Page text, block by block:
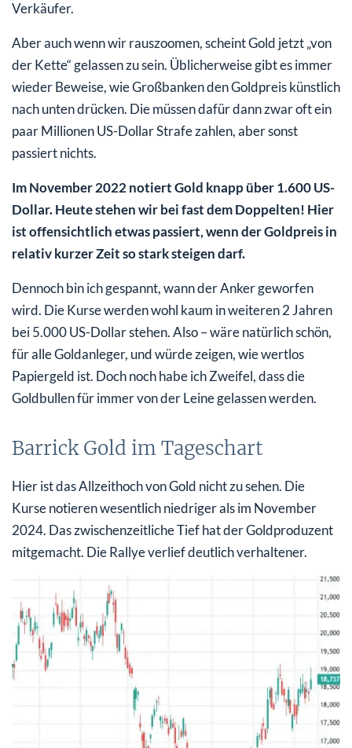
Verkäufer.
Aber auch wenn wir rauszoomen, scheint Gold jetzt „von
der Kette“ gelassen zu sein. Üblicherweise gibt es immer
wieder Beweise, wie Großbanken den Goldpreis künstlich
nach unten drücken. Die müssen dafür dann zwar oft ein
paar Millionen US-Dollar Strafe zahlen, aber sonst
passiert nichts.
Im November 2022 notiert Gold knapp über 1.600 US-
Dollar. Heute stehen wir bei fast dem Doppelten! Hier
ist offensichtlich etwas passiert, wenn der Goldpreis in
relativ kurzer Zeit so stark steigen darf.
Dennoch bin ich gespannt, wann der Anker geworfen
wird. Die Kurse werden wohl kaum in weiteren 2 Jahren
bei 5.000 US-Dollar stehen. Also – wäre natürlich schön,
für alle Goldanleger, und würde zeigen, wie wertlos
Papiergeld ist. Doch noch habe ich Zweifel, dass die
Goldbullen für immer von der Leine gelassen werden.
Barrick Gold im Tageschart
Hier ist das Allzeithoch von Gold nicht zu sehen. Die
Kurse notieren wesentlich niedriger als im November
2024. Das zwischenzeitliche Tief hat der Goldproduzent
mitgemacht. Die Rallye verlief deutlich verhaltener.